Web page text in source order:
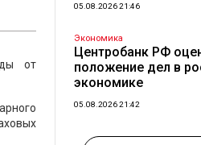
от
05.08.2026 21:46
Экономика
Центробанк РФ
положение дел в
экономике
05.08.2026 21:42